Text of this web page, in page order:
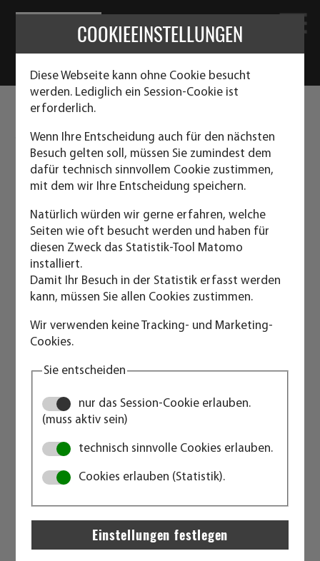
COOKIEEINSTELLUNGEN
Diese Webseite kann ohne Cookie besucht
werden. Lediglich ein Session-Cookie ist
erforderlich.
Wenn Ihre Entscheidung auch für den nächsten
Besuch gelten soll, müssen Sie zumindest dem
dafür technisch sinnvollem Cookie zustimmen,
mit dem wir Ihre Entscheidung speichern.
Natürlich würden wir gerne erfahren, welche
Seiten wie oft besucht werden und haben für
diesen Zweck das Statistik-Tool Matomo
installiert.
Damit Ihr Besuch in der Statistik erfasst werden
kann, müssen Sie allen Cookies zustimmen.
Wir verwenden keine Tracking- und Marketing-
Cookies.
Sie entscheiden
nur das Session-Cookie erlauben.
(muss aktiv sein)
technisch sinnvolle Cookies erlauben.
Cookies erlauben (Statistik).
UMGEBAUTE SEECONTAINER ALS
TECHNIKCONTAINER
Wir planen und liefern Technikcontainer für
Batteriecontainer, BHKW Container
Container für Notstromaggregate, Container für
Schaltschrankmontageplatten, Container für
Kompressoren, Container für Druckluft- und
Wasseraufbereitungsanlagen, Messcontainer,
Container für Wechselrichter, Schaltschrankcontainer,
- werden immer dort eingesetzt wo sehr starke
Beanspruchung vorliegt
Container, haben ISO-Standardabmessungen und eine
Diese sind "Neu" als einmal benutzte Container oder
auch gebraucht in verschiedenen Qualitäten lieferbar